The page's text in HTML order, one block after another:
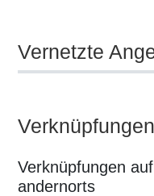
Vernetzte
Verknüpfungen
Verknüpfungen
andernorts